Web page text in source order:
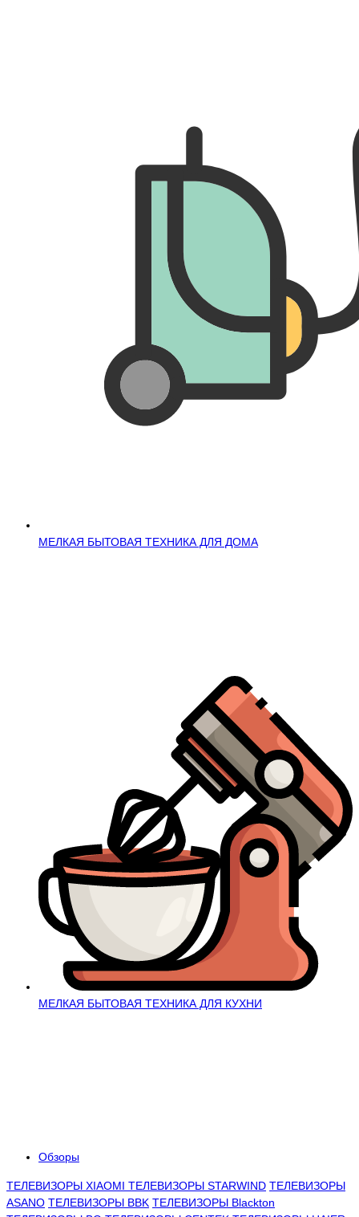
МЕЛКАЯ БЫТОВАЯ ТЕХНИКА ДЛЯ ДОМА
МЕЛКАЯ БЫТОВАЯ ТЕХНИКА ДЛЯ КУХНИ
Обзоры
ТЕЛЕВИЗОРЫ XIAOMI ТЕЛЕВИЗОРЫ STARWIND ТЕЛЕВИЗОРЫ
ASANO ТЕЛЕВИЗОРЫ BBK ТЕЛЕВИЗОРЫ Blackton